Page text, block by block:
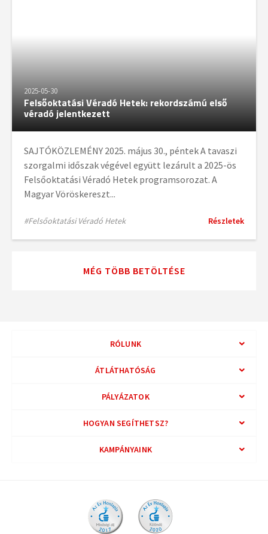
2025-05-30
Felsőoktatási Véradó Hetek: rekordszámú első
véradó jelentkezett
SAJTÓKÖZLEMÉNY 2025. május 30., péntek A tavaszi
szorgalmi időszak végével együtt lezárult a 2025-ös
Felsőoktatási Véradó Hetek programsorozat. A
Magyar Vöröskereszt...
#Felsőoktatási Véradó Hetek Részletek
MÉG TÖBB BETÖLTÉSE
RÓLUNK
ÁTLÁTHATÓSÁG
PÁLYÁZATOK
HOGYAN SEGÍTHETSZ?
KAMPÁNYAINK